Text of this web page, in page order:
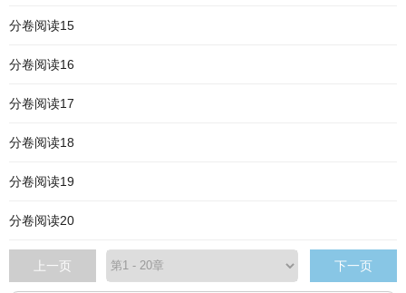
分卷阅读15
分卷阅读16
分卷阅读17
分卷阅读18
分卷阅读19
分卷阅读20
上一页 下一页